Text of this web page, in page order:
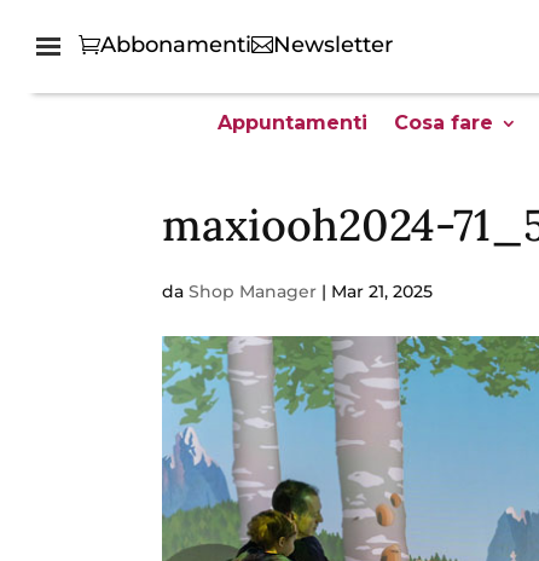
Abbonamenti Newsletter
Appuntamenti Cosa fare
maxiooh2024-
daShop Manager | Mar 21, 2025